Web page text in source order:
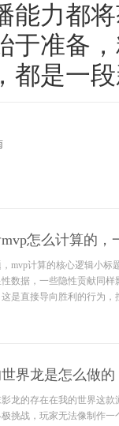
能力都
于准备
都是一
怎么计算的，
mvp计算的核心逻辑小标
性数据，一些隐性贡献同
这是直接导向胜利的行为，
界龙是怎么做
龙的存在在我的世界这
极挑战，玩家无法像制作